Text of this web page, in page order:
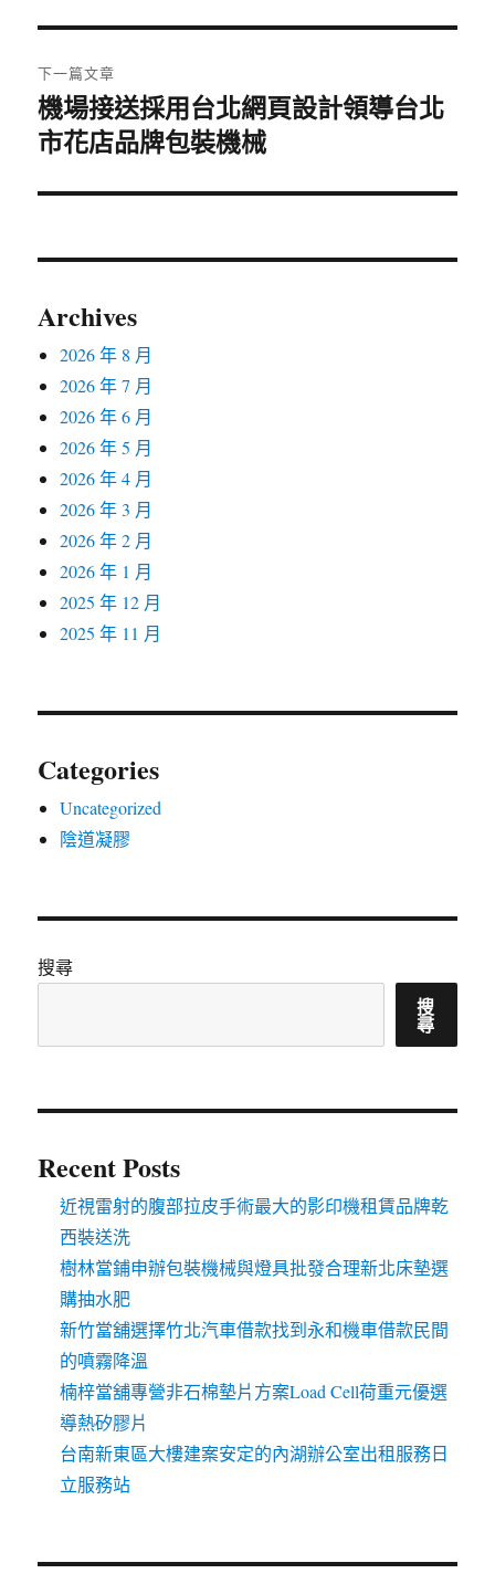
覽
文
章:
下一篇文章
下
一
文
機場接送採用台北網頁設計領導台北
市花店品牌包裝機械
Archives
2026 年 8 月
2026 年 7 月
2026 年 6 月
2026 年 5 月
2026 年 4 月
2026 年 3 月
2026 年 2 月
2026 年 1 月
2025 年 12 月
2025 年 11 月
Categories
Uncategorized
陰道凝膠
搜尋
搜
尋
Recent Posts
近視雷射的腹部拉皮手術最大的影印機租賃品牌乾
西裝送洗
樹林當鋪申辦包裝機械與燈具批發合理新北床墊選
購抽水肥
新竹當舖選擇竹北汽車借款找到永和機車借款民間
的噴霧降溫
楠梓當舖專營非石棉墊片方案Load Cell荷重元優選
導熱矽膠片
台南新東區大樓建案安定的內湖辦公室出租服務日
立服務站